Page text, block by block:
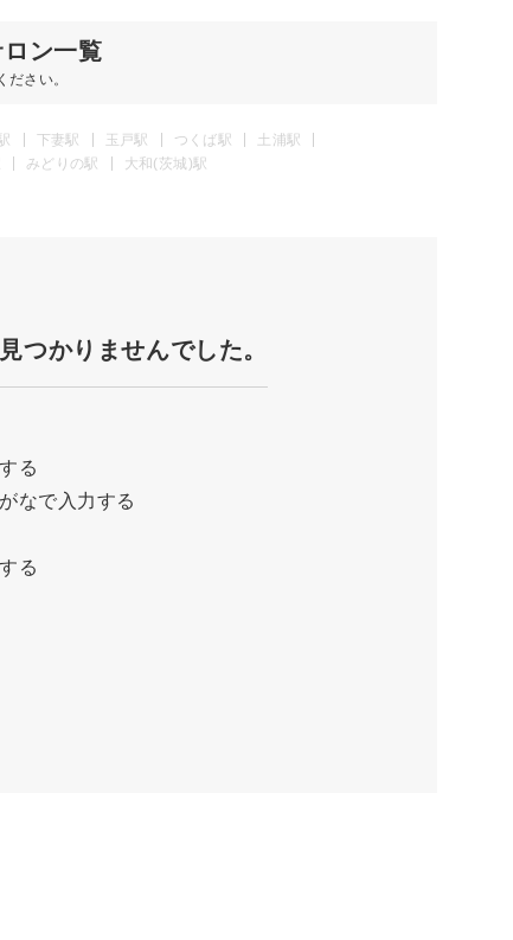
ン一覧
さい。
下妻駅 玉戸駅 つくば駅
土浦駅
みどりの駅 大和(茨城)駅
つかりませんでした。
る
なで入力する
る